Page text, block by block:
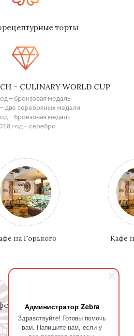
Администратор Zebra
Здравствуйте! Готовы помочь
вам. Напишите нам, если у
торты
– CULINARY WORLD CUP
– бронзовая медаль
две серебряных медали
– бронзовая медаль
год – серебро
на Горького Кафе
Акции
О нас